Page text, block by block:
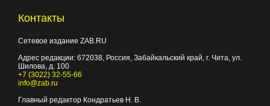
Контакты
Сетевое издание ZAB.RU
Адрес редакции: 672038, Россия, Забайкальский край, г. Чита, ул.
Шилова, д. 100
+7 (3022) 32-55-66
info@zab.ru
Главный редактор Кондратьев Н. В.